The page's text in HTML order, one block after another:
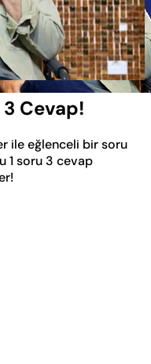
Oynatma
Hızı
Cevap!
ile eğlenceli bir soru
1 soru 3 cevap